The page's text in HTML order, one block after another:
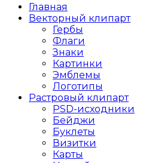
Главная
Векторный клипарт
Гербы
Флаги
Знаки
Картинки
Эмблемы
Логотипы
Растровый клипарт
PSD-исходники
Бейджи
Буклеты
Визитки
Карты